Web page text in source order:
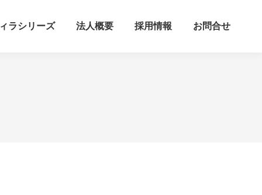
ラシリーズ 法人概要 採用情報 お問合せ